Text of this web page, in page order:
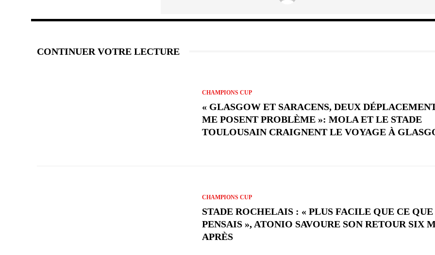
CONTINUER VOTRE LECTURE
CHAMPIONS CUP
« GLASGOW ET SARACENS, DEUX
ME POSENT PROBLÈME »: MOLA ET LE STADE
TOULOUSAIN CRAIGNENT LE VOYAGE À
CHAMPIONS CUP
STADE ROCHELAIS : « PLUS FACILE QUE CE QUE
PENSAIS », ATONIO SAVOURE SON RETOUR SIX
APRÈS